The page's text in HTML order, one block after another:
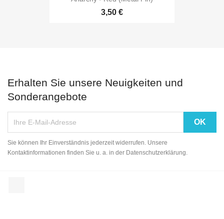
3,50 €
Erhalten Sie unsere Neuigkeiten und
Sonderangebote
Sie können Ihr Einverständnis jederzeit widerrufen. Unsere
Kontaktinformationen finden Sie u. a. in der Datenschutzerklärung.